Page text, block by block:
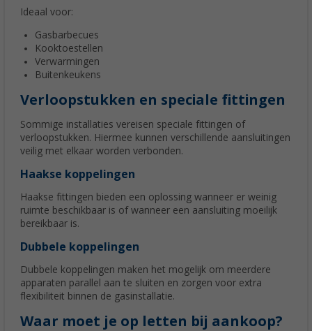
Ideaal voor:
Gasbarbecues
Kooktoestellen
Verwarmingen
Buitenkeukens
Verloopstukken en speciale fittingen
Sommige installaties vereisen speciale fittingen of
verloopstukken. Hiermee kunnen verschillende aansluitingen
veilig met elkaar worden verbonden.
Haakse koppelingen
Haakse fittingen bieden een oplossing wanneer er weinig
ruimte beschikbaar is of wanneer een aansluiting moeilijk
bereikbaar is.
Dubbele koppelingen
Dubbele koppelingen maken het mogelijk om meerdere
apparaten parallel aan te sluiten en zorgen voor extra
flexibiliteit binnen de gasinstallatie.
Waar moet je op letten bij aankoop?